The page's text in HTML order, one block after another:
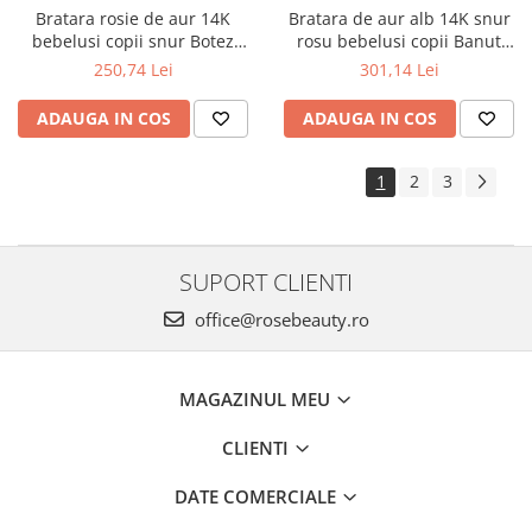
Bratara rosie de aur 14K
bebelusi copii snur Botez
INFINIT 11 mm
250,74 Lei
ADAUGA IN COS
Bratara de aur alb 14K snur
rosu bebelusi copii Banut
Botez cu Cruciulita
301,14 Lei
ADAUGA IN COS
1 2 3
SUPORT CLIENTI
office@rosebeauty.ro
MAGAZINUL MEU
CLIENTI
DATE COMERCIALE